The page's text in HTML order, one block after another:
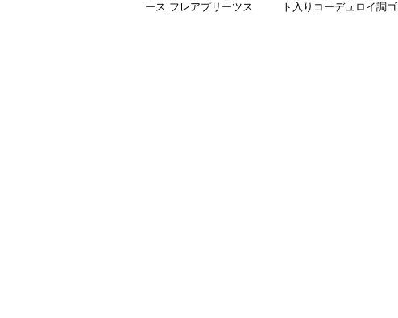
ース フレアプリーツス
ト入りコーデュロイ調ゴ